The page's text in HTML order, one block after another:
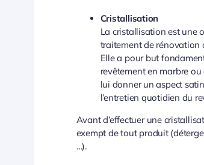
Cristallisation
La cristallisation est une
traitement de rénovation
Elle a pour but
revêtement en marbre
lui donner un aspect
l’entretien quotidien du
Avant d’effectuer une
exempt de tout produit
…).